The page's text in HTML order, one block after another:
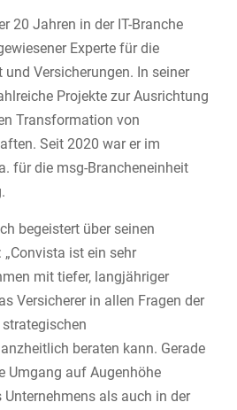
20 Jahren in der IT-Branche
Experte für die
und Versicherungen. In seiner
Projekte zur Ausrichtung
Transformation von
Seit 2020 war er im
für die msg-Brancheneinheit
begeistert über seinen
ist ein sehr
mit tiefer, langjähriger
Versicherer in allen Fragen der
beraten kann. Gerade
Umgang auf Augenhöhe
als auch in der